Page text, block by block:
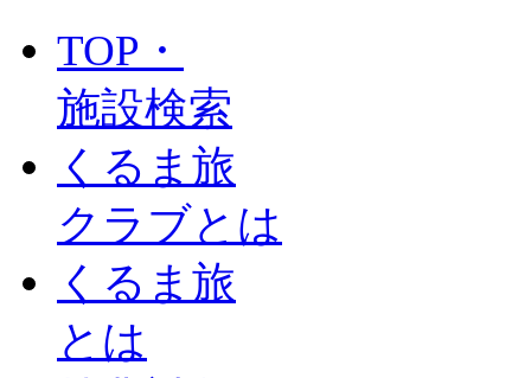
TOP・
施設検索
くるま旅
クラブとは
くるま旅
とは